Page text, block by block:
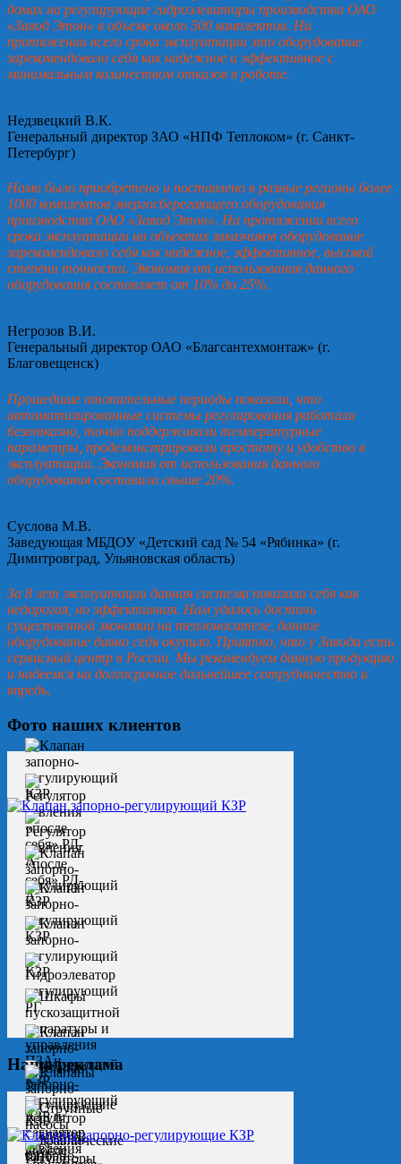
домах на регулирующие гидроэлеваторы производства ОАО
«Завод Этон» в объеме около 500 комплектов. На
протяжении всего срока эксплуатации это оборудование
зарекомендовало себя как надежное и эффективное с
минимальным количеством отказов в работе.
Недзвецкий В.К.
Генеральный директор ЗАО «НПФ Теплоком» (г. Санкт-
Петербург)
Нами было приобретено и поставлено в разные регионы более
1000 комплектов энергосберегающего оборудования
производства ОАО «Завод Этон». На протяжении всего
срока эксплуатации на объектах заказчиков оборудование
зарекомендовало себя как надежное, эффективное, высокой
степени точности. Экономия от использования данного
оборудования составляет от 10% до 25%.
Негрозов В.И.
Генеральный директор ОАО «Благсантехмонтаж» (г.
Благовещенск)
Прошедшие отопительные периоды показали, что
автоматизированные системы регулирования работали
безотказно, точно поддерживали температурные
параметры, продемонстрировали простоту и удобство в
эксплуатации. Экономия от использования данного
оборудования составила свыше 20%.
Суслова М.В.
Заведующая МБДОУ «Детский сад № 54 «Рябинка» (г.
Димитровград, Ульяновская область)
За 8 лет эксплуатации данная система показала себя как
недорогая, но эффективная. Нам удалось достичь
существенной экономии на теплоносителе, данное
оборудование давно себя окупило. Приятно, что у Завода есть
сервисный центр в России. Мы рекомендуем данную продукцию
и надеемся на долгосрочное дальнейшее сотрудничество и
впредь.
Фото наших клиентов
Наша реклама